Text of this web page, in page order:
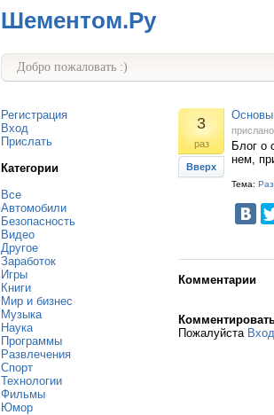
Шементом.Ру
Добро пожаловать :)
Регистрация
Вход
Прислать
Категории
Все
Автомобили
Безопасность
Видео
Другое
Заработок
Игры
Книги
Мир и бизнес
Музыка
Наука
Программы
Развлечения
Спорт
Технологии
Фильмы
Юмор
3
раз
Вверх
Основы
Блог о
нем,
Тема:
Комментарии
Пожалуйста Вход